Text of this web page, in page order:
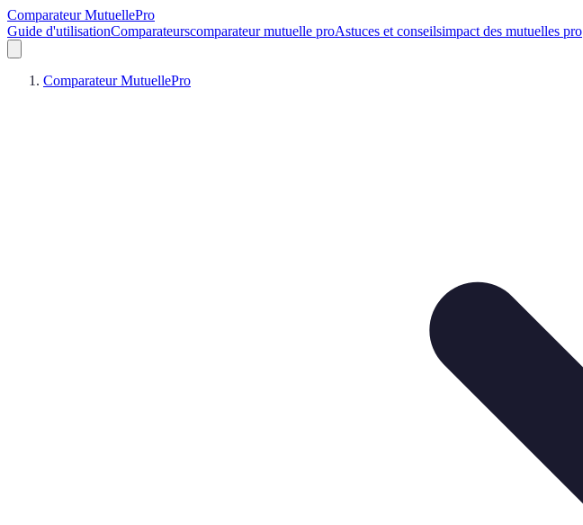
Comparateur MutuellePro
Guide d'utilisationComparateurscomparateur mutuelle proAstuces et conseilsimpact des mutuelles pro
Comparateur MutuellePro